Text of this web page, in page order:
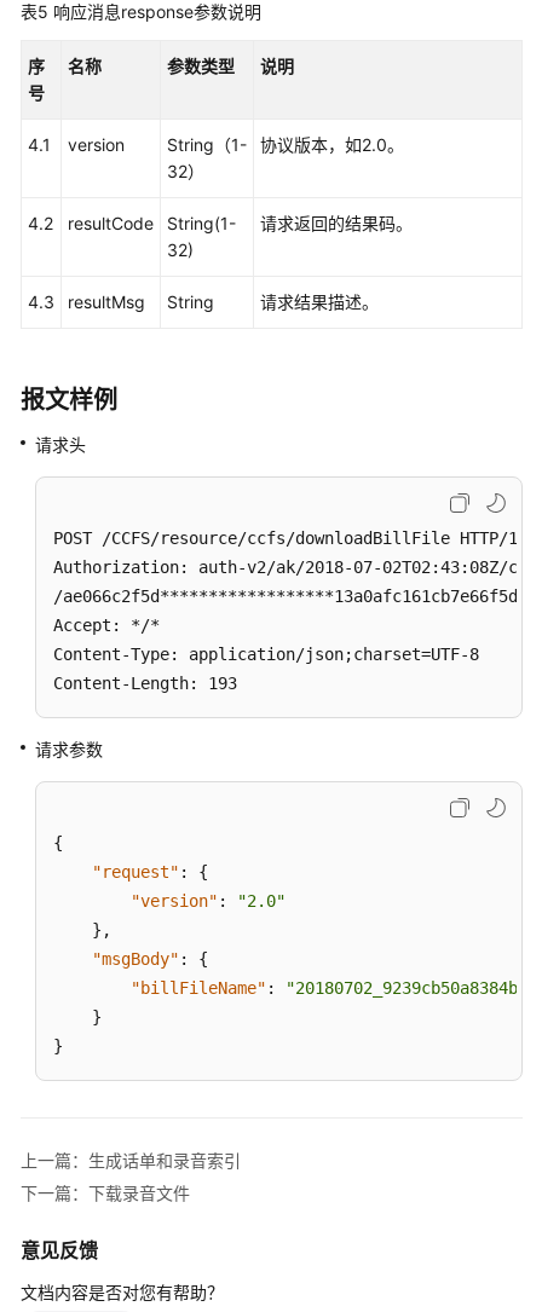
URL
引
下
载
话
索
文
件
载
文
件
生
表5 响应消息response参数说明
序
号
名称 参数类型 说明
4.1 version
String（1-
32）
协议版本，如2.0。
4.2 resultCode
String(1-
32)
请求返回的结果码。
4.3 resultMsg String 请求结果描述。
报文样例
请求头
POST /CCFS/resource/ccfs/downloadBillFile HTTP/1.1
Authorization: auth-v2/ak/2018-07-02T02:43:08Z/
/ae066c2f5d******************13a0afc161cb7e66f5d
Accept: */*
Content-Type: application/json;charset=UTF-8
Content-Length: 193
请求参数
{
"request" :
{
"version" :
"2.0"
} ,
"msgBody" :
{
"billFileName" :
}
}
上一篇：生成话单和录音索引
下一篇：下载录音文件
意见反馈
文档内容是否对您有帮助？